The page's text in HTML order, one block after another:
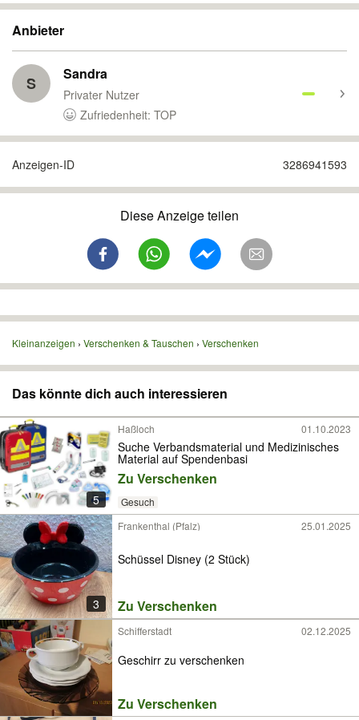
Anbieter
S Sandra
Privater Nutzer
Zufriedenheit: TOP
Anzeigen-ID 3286941593
Diese Anzeige teilen
Kleinanzeigen Verschenken & Tauschen Verschenken
Das könnte dich auch interessieren
5
Haßloch 01.10.2023
Suche Verbandsmaterial und Medizinisches
Material auf Spendenbasi
Zu Verschenken
Gesuch
3
Frankenthal (Pfalz) 25.01.2025
Schüssel Disney (2 Stück)
Zu Verschenken
Schifferstadt 02.12.2025
Geschirr zu verschenken
Zu Verschenken